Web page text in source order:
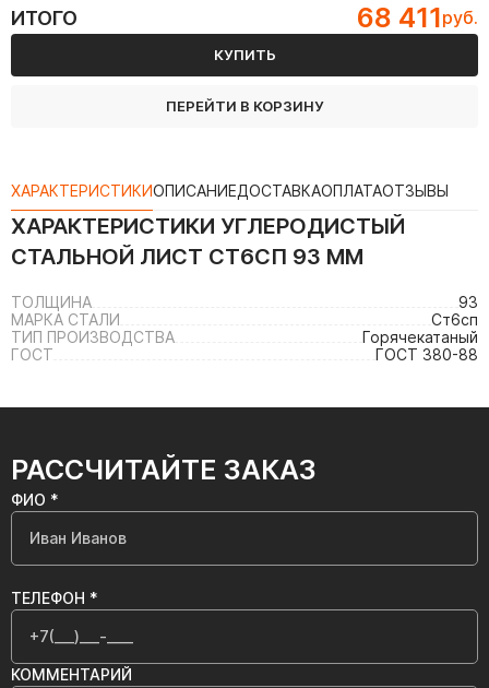
ИТОГО 68 411руб.
КУПИТЬ
ПЕРЕЙТИ В КОРЗИНУ
ХАРАКТЕРИСТИКИОПИСАНИЕДОСТАВКАОПЛАТАОТЗЫВЫ
ХАРАКТЕРИСТИКИ УГЛЕРОДИСТЫЙ
СТАЛЬНОЙ ЛИСТ СТ6СП 93 ММ
ТОЛЩИНА
93
МАРКА СТАЛИ
Ст6сп
ТИП ПРОИЗВОДСТВА
Горячекатаный
ГОСТ
ГОСТ 380-88
РАССЧИТАЙТЕ ЗАКАЗ
ФИО *
ТЕЛЕФОН *
КОММЕНТАРИЙ